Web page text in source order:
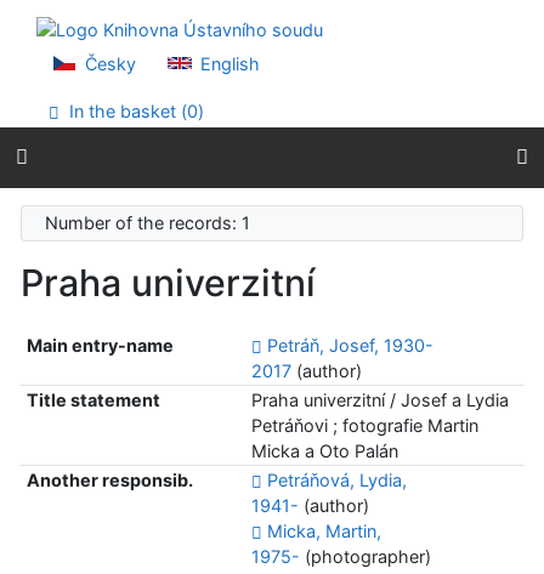
Go to menu
Accessibility declaration
Česky English
In the basket (0)
Number of the records: 1
Praha univerzitní
Main entry-name
Petráň, Josef, 1930-
2017(author)
Title statement
Praha univerzitní / Josef a Lydia
Petráňovi ; fotografie Martin
Micka a Oto Palán
Another responsib.
Petráňová, Lydia,
1941- (author)
Micka, Martin,
1975- (photographer)